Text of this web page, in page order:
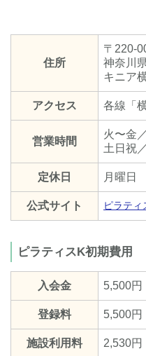
住所
〒220-
神奈川
キニア
アクセス 各線「
営業時間
火〜金
土日祝
定休日 月曜日
公式サイト ピラティ
ピラティスK初期費用
入会金 5,500円
登録料 5,500円
施設利用料 2,530円